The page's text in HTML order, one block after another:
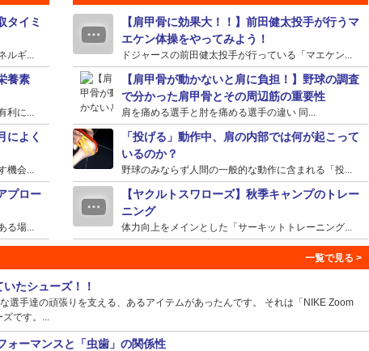
タイミ
ギ...
養素
に...
によく
会...
プロー
場...
【肩甲骨に効果大！！】前田健太投手が行うマ
エケン体操をやってみよう！
ドジャースの前田健太投手が行っている「マエケン...
【肩甲骨が動かないと肩に負担！】野球の調査
で分かった肩甲骨とその周辺筋の重要性
肩を痛める選手と肘を痛める選手の違い 同...
「投げる」動作中、肩の内部では何が起こって
いるのか？
野球のみならず人間の一般的な動作に含まれる「投...
【ヤクルトスワローズ】秋季キャンプのトレー
ニング
体力向上をメインとした「サーキットトレーニング...
たシューズ！！
選手達の頑張りを支える、あるアイテムがあったんです。 それは「NIKE Zoom
です。...
ォーマンスと「虫歯」の関係性